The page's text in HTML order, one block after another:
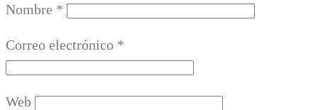
Nombre *
Correo electrónico *
Web